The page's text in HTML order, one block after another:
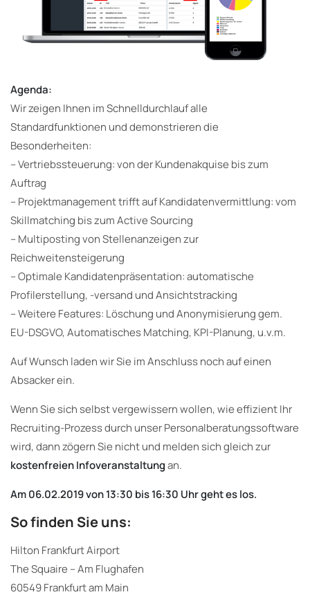
Agenda:
Wir zeigen Ihnen im Schnelldurchlauf alle
Standardfunktionen und demonstrieren die
Besonderheiten:
– Vertriebssteuerung: von der Kundenakquise bis zum
Auftrag
– Projektmanagement trifft auf Kandidatenvermittlung: vom
Skillmatching bis zum Active Sourcing
– Multiposting von Stellenanzeigen zur
Reichweitensteigerung
– Optimale Kandidatenpräsentation: automatische
Profilerstellung, -versand und Ansichtstracking
– Weitere Features: Löschung und Anonymisierung gem.
EU-DSGVO, Automatisches Matching, KPI-Planung, u.v.m.
Auf Wunsch laden wir Sie im Anschluss noch auf einen
Absacker ein.
Wenn Sie sich selbst vergewissern wollen, wie effizient Ihr
Recruiting-Prozess durch unser Personalberatungssoftware
wird, dann zögern Sie nicht und melden sich gleich zur
kostenfreien Infoveranstaltungan.
Am 06.02.2019 von 13:30 bis 16:30 Uhr geht es los.
So finden Sie uns:
Hilton Frankfurt Airport
The Squaire – Am Flughafen
60549 Frankfurt am Main